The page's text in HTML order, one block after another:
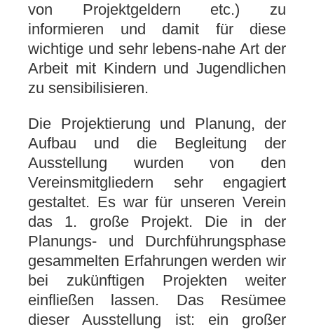
von Projektgeldern etc.) zu
informieren und damit für diese
wichtige und sehr lebens-nahe Art der
Arbeit mit Kindern und Jugendlichen
zu sensibilisieren.
Die Projektierung und Planung, der
Aufbau und die Begleitung der
Ausstellung wurden von den
Vereinsmitgliedern sehr engagiert
gestaltet. Es war für unseren Verein
das 1. große Projekt. Die in der
Planungs- und Durchführungsphase
gesammelten Erfahrungen werden wir
bei zukünftigen Projekten weiter
einfließen lassen. Das Resümee
dieser Ausstellung ist: ein großer